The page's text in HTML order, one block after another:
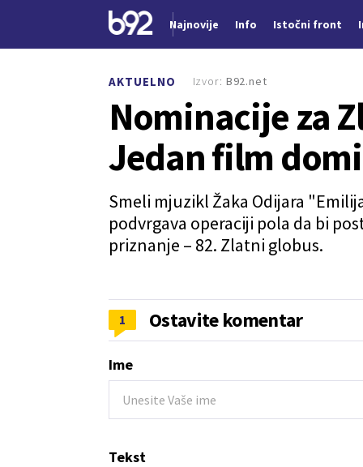
Najnovije Info Istočni front
AKTUELNO
Nominacije za
Jedan film
Smeli mjuzikl Žaka Odijara
podvrgava operaciji pola da bi
priznanje – 82. Zlatni globus.
Izvor: B92.net
1 Ostavite komentar
Ime
Tekst